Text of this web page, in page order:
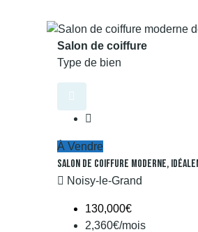
Salon de coiffure
Type de bien
À Vendre
Salon De Coiffure Moderne,
Noisy-le-Grand
130,000€
2,360€/mois